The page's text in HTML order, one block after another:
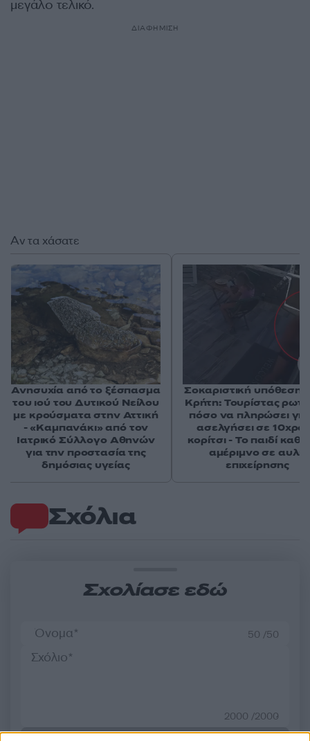
μεγάλο τελικό.
ΔΙΑΦΗΜΙΣΗ
Σχόλια
Σχολίασε εδώ
50 /50
2000 /2000
Αν τα χάσατε
Ανησυχία από το ξέσπασμα
του ιού του Δυτικού Νείλου
με κρούσματα στην Αττική
- «Καμπανάκι» από τον
Ιατρικό Σύλλογο Αθηνών
για την προστασία της
δημόσιας υγείας
Σοκαριστική υπόθεση
Κρήτη: Τουρίστας
πόσο να πληρώσει
ασελγήσει σε
κορίτσι - Το παιδί
αμέριμνο σε αυλή
επιχείρησης